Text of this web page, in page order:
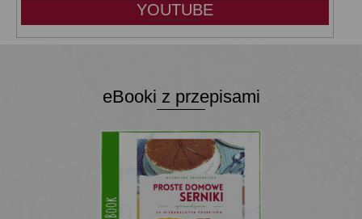
YOUTUBE
eBooki z przepisami